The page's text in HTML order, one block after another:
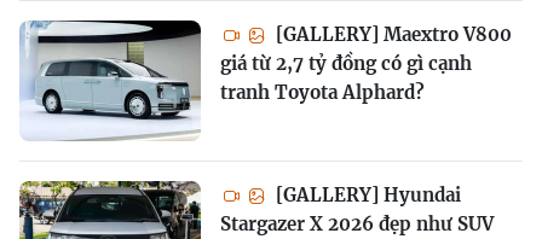
[GALLERY] Maextro V800
giá từ 2,7 tỷ đồng có gì cạnh
tranh Toyota Alphard?
[GALLERY] Hyundai
Stargazer X 2026 đẹp như SUV